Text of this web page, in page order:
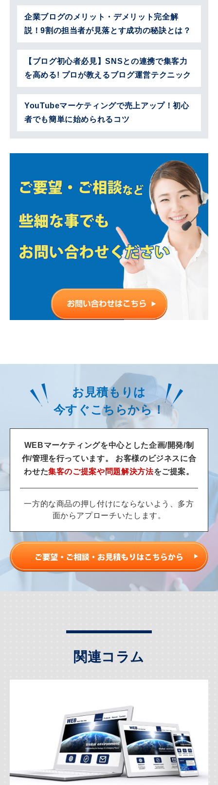
企業ブログのメリット・デメリット完全解
説！9割の担当者が見落とす成功の秘訣とは？
【ブログ初心者必見】SNSとの連携で集客力
を高める! プロが教えるブログ運営テクニック
YouTubeマーケティングで売上アップ！初心
者でも簡単に始められるコツ
お見積もりは
今すぐこちらから！
WEBマーケティングを中心とした企画/開発/制
作/管理を行っています。
お客様のビジネスに合
わせた集客のご提案や問題解決方法をご提案。
一方的な商品の押し付けにならないよう、多方
面からアプローチいたします。
関連コラム